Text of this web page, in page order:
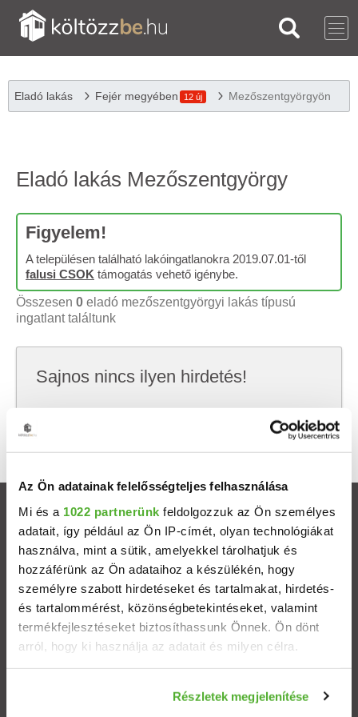
Az Ön adatainak felelősségteljes felhasználása
Mi és a 1022 partnerünk feldolgozzuk az Ön személyes
adatait, így például az Ön IP-címét, olyan technológiákat
használva, mint a sütik, amelyekkel tárolhatjuk és
hozzáférünk az Ön adataihoz a készülékén, hogy
személyre szabott hirdetéseket és tartalmakat, hirdetés-
és tartalommérést, közönségbetekintéseket, valamint
termékfejlesztéseket biztosíthassunk Önnek. Ön dönt
arról, hogy ki használja az adatait és milyen célra.
Információgyűjtés az Ön földrajzi elhelyezkedéséről
Részletek megjelenítése
Eladó lakás Fejér megyében 12 új Mezőszentgyörgyön
Eladó lakás Mezőszentgyörgy
Figyelem!
A településen található lakóingatlanokra 2019.07.01-től
falusi CSOK támogatás vehető igénybe.
Összesen 0 eladó mezőszentgyörgyi lakás típusú
ingatlant találtunk
Sajnos nincs ilyen hirdetés!
keresni, hátha akkor megtalálod, amit keresel.
Ingatlanok
Eladó házak
Eladó lakások
Települések